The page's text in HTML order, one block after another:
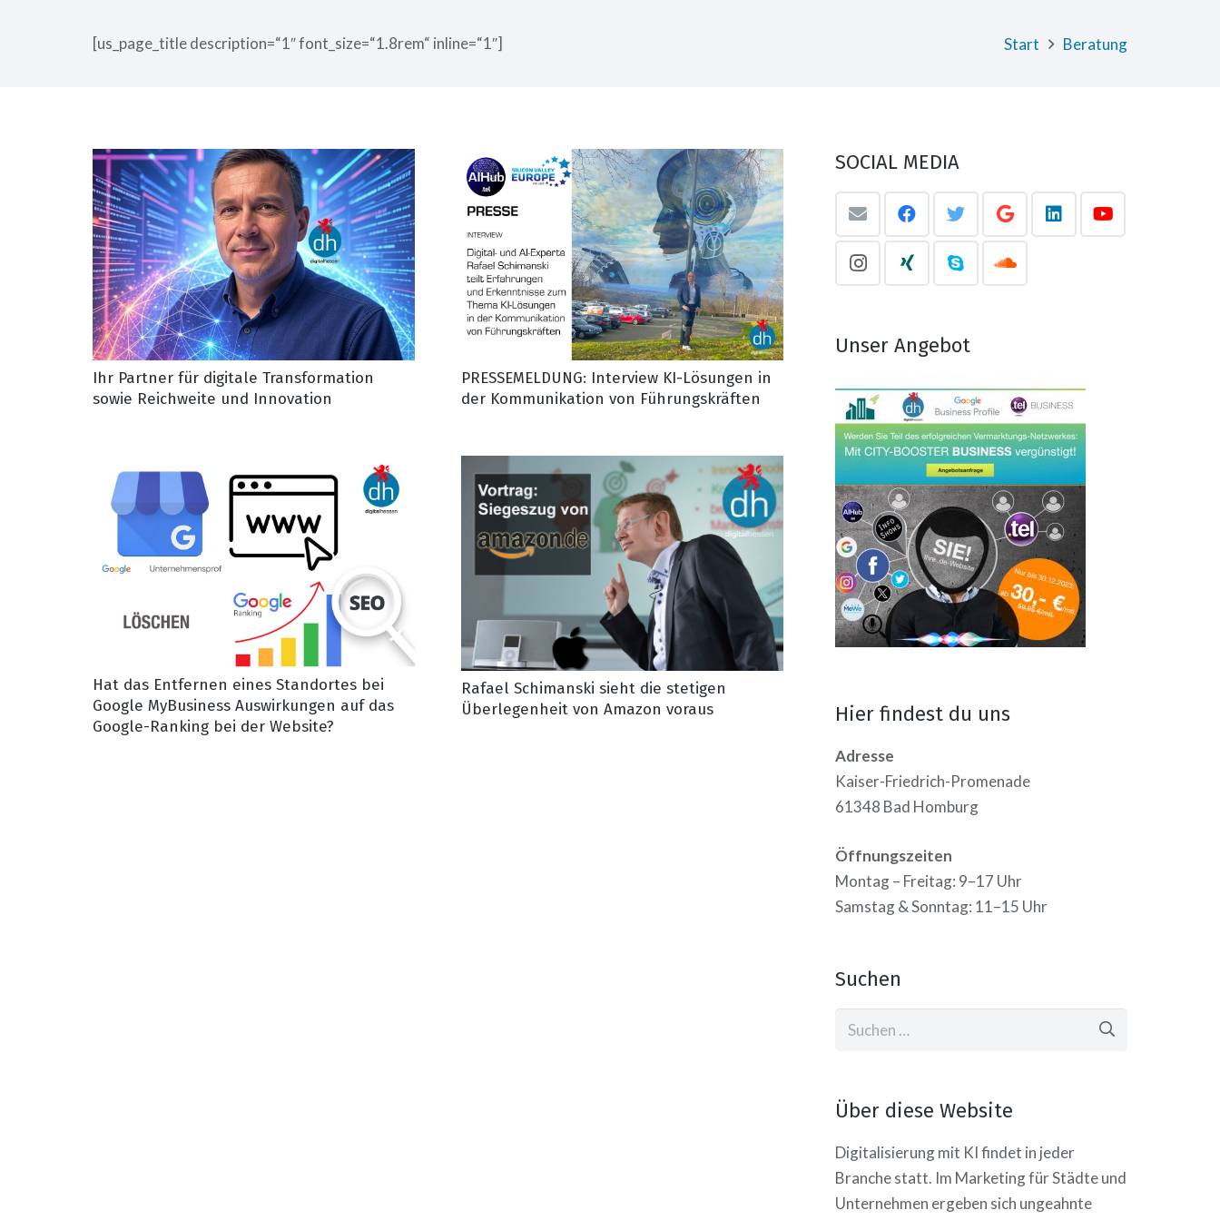
[us_page_title description=“1″ font_size=“1.8rem“ inline=“1″] Start Beratung
Ihr Partner für digitale Transformation
sowie Reichweite und Innovation
PRESSEMELDUNG: Interview KI-Lösungen in
der Kommunikation von Führungskräften
Hat das Entfernen eines Standortes bei
Google MyBusiness Auswirkungen auf das
Google-Ranking bei der Website?
Rafael Schimanski sieht die stetigen
Überlegenheit von Amazon voraus
SOCIAL MEDIA
Unser Angebot
Hier findest du uns
Adresse
Kaiser-Friedrich-Promenade
61348 Bad Homburg
Öffnungszeiten
Montag – Freitag: 9–17 Uhr
Samstag & Sonntag: 11–15 Uhr
Suchen
Suchen
Über diese Website
Digitalisierung mit KI findet in jeder
Branche statt. Im Marketing für Städte und
Unternehmen ergeben sich ungeahnte